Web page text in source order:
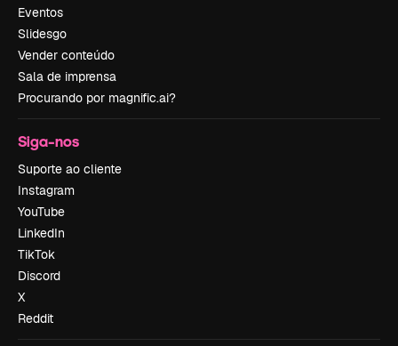
Eventos
Slidesgo
Vender conteúdo
Sala de imprensa
Procurando por magnific.ai?
Siga-nos
Suporte ao cliente
Instagram
YouTube
LinkedIn
TikTok
Discord
X
Reddit